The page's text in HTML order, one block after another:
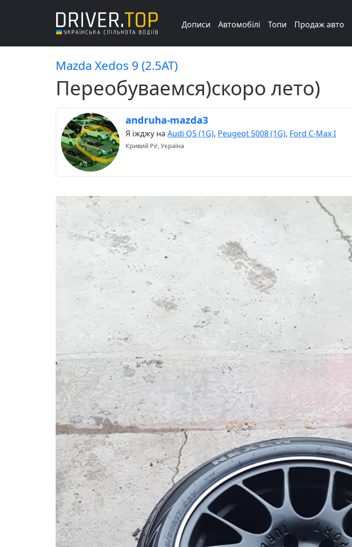
Дописи Автомобілі Топи Продаж авто
Mazda Xedos 9 (2.5AT)
Переобуваемся)скоро лето)
andruha-mazda3
Я їжджу на Audi Q5 (1G), Peugeot 5008 (1G), Ford C-Max I
Кривий Ріг, Україна